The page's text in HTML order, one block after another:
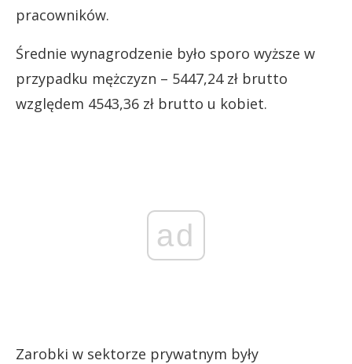
pracowników.
Średnie wynagrodzenie było sporo wyższe w
przypadku mężczyzn – 5447,24 zł brutto
względem 4543,36 zł brutto u kobiet.
ad
Zarobki w sektorze prywatnym były